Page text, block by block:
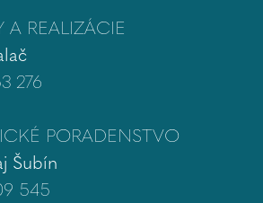
A REALIZÁCIE
276
PORADENSTVO
Šubín
545